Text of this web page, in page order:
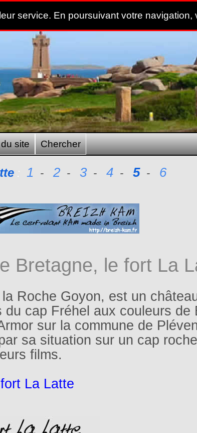
site Chercher
: 1 - 2 - 3 - 4 - 5 - 6
Bretagne, le fort La
Roche Goyon, est un
cap Fréhel aux couleurs de
sur la commune de
sa situation sur un cap
films.
La Latte
service. En poursuivant votre